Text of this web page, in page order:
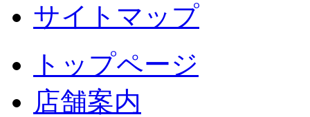
サイトマップ
トップページ
店舗案内